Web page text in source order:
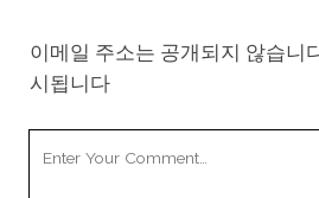
이메일 주소는 공개되지 않습니
시됩니다